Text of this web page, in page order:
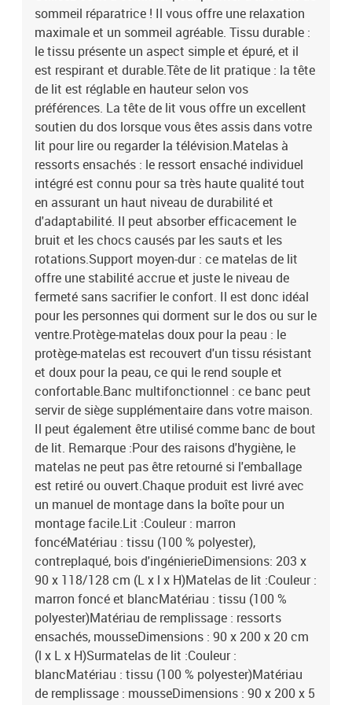
doux pour la peau : le protège-matelas est recouvert d'un tissu
résistant et doux pour la peau, ce qui le rend souple et
confortable.Banc multifonctionnel : ce banc peut servir de siège
supplémentaire dans votre maison. Il peut également être utilisé
comme banc de bout de lit. Remarque :Pour des raisons d'hygiène,
le matelas ne peut pas être retourné si l'emballage est retiré ou
ouvert.Chaque produit est livré avec un manuel de montage dans
la boîte pour un montage facile.Lit :Couleur : marron
foncéMatériau : tissu (100 % polyester), contreplaqué, bois
d'ingénierieDimensions: 203 x 90 x 118/128 cm (L x l x H)Matelas
de lit :Couleur : marron foncé et blancMatériau : tissu (100 %
polyester)Matériau de remplissage : ressorts ensachés,
mousseDimensions : 90 x 200 x 20 cm (l x L x H)Surmatelas de lit
:Couleur : blancMatériau : tissu (100 % polyester)Matériau de
remplissage : mousseDimensions : 90 x 200 x 5 cm (l x L x H)Banc
:Couleur : marron foncéMatériau : tissu (100 % polyester),
contreplaqué, bois d'ingénierieDimensions : 70 x 30 x 30 cm (l x P x
H)La livraison contient :1 x cadre de lit1 x tête de lit1 x matelas1 x
surmatelas1 x banc
sommeil réparatrice ! Il vous offre une relaxation
maximale et un sommeil agréable. Tissu durable :
le tissu présente un aspect simple et épuré, et il
est respirant et durable.Tête de lit pratique : la tête
de lit est réglable en hauteur selon vos
préférences. La tête de lit vous offre un excellent
soutien du dos lorsque vous êtes assis dans votre
lit pour lire ou regarder la télévision.Matelas à
ressorts ensachés : le ressort ensaché individuel
intégré est connu pour sa très haute qualité tout
en assurant un haut niveau de durabilité et
d'adaptabilité. Il peut absorber efficacement le
bruit et les chocs causés par les sauts et les
rotations.Support moyen-dur : ce matelas de lit
offre une stabilité accrue et juste le niveau de
fermeté sans sacrifier le confort. Il est donc idéal
pour les personnes qui dorment sur le dos ou sur le
ventre.Protège-matelas doux pour la peau : le
protège-matelas est recouvert d'un tissu résistant
et doux pour la peau, ce qui le rend souple et
confortable.Banc multifonctionnel : ce banc peut
servir de siège supplémentaire dans votre maison.
Il peut également être utilisé comme banc de bout
de lit. Remarque :Pour des raisons d'hygiène, le
matelas ne peut pas être retourné si l'emballage
est retiré ou ouvert.Chaque produit est livré avec
un manuel de montage dans la boîte pour un
montage facile.Lit :Couleur : marron
foncéMatériau : tissu (100 % polyester),
contreplaqué, bois d'ingénierieDimensions: 203 x
90 x 118/128 cm (L x l x H)Matelas de lit :Couleur :
marron foncé et blancMatériau : tissu (100 %
polyester)Matériau de remplissage : ressorts
ensachés, mousseDimensions : 90 x 200 x 20 cm
(l x L x H)Surmatelas de lit :Couleur :
blancMatériau : tissu (100 % polyester)Matériau
de remplissage : mousseDimensions : 90 x 200 x 5